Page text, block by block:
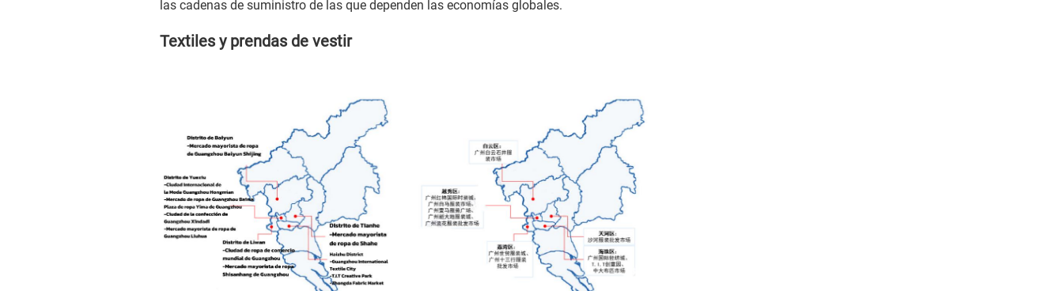
las cadenas de suministro de las que dependen las economías globales.
Textiles y prendas de vestir